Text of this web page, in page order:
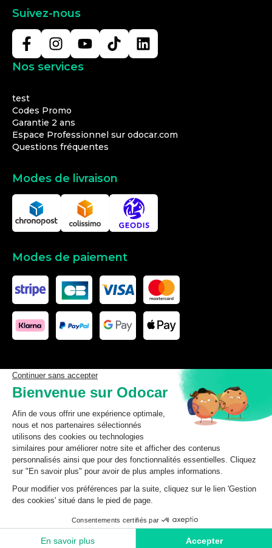
Ajouter au panier
Suivez-nous
Nos services
test
Codes Promo
Garantie 2 ans
Espace Professionnel sur odocar.com
Questions fréquentes
Modes de livraison
Modes de paiement
Les données affichées ici, particulièrement la base de donnée
complète, ne doivent pas être copiées. Il est interdit d’exploiter les
données ou la base de données complète, de laisser un tiers les
exploiter, ni de les rendre accessible à un tiers, sans accord
préalable de TecDoc. Toute infraction constitue une violation des
droits d’auteur et fera l’objet de poursuites.
odocar2026©
CGV Particuliers
CGV Professionnels
Données personnelles